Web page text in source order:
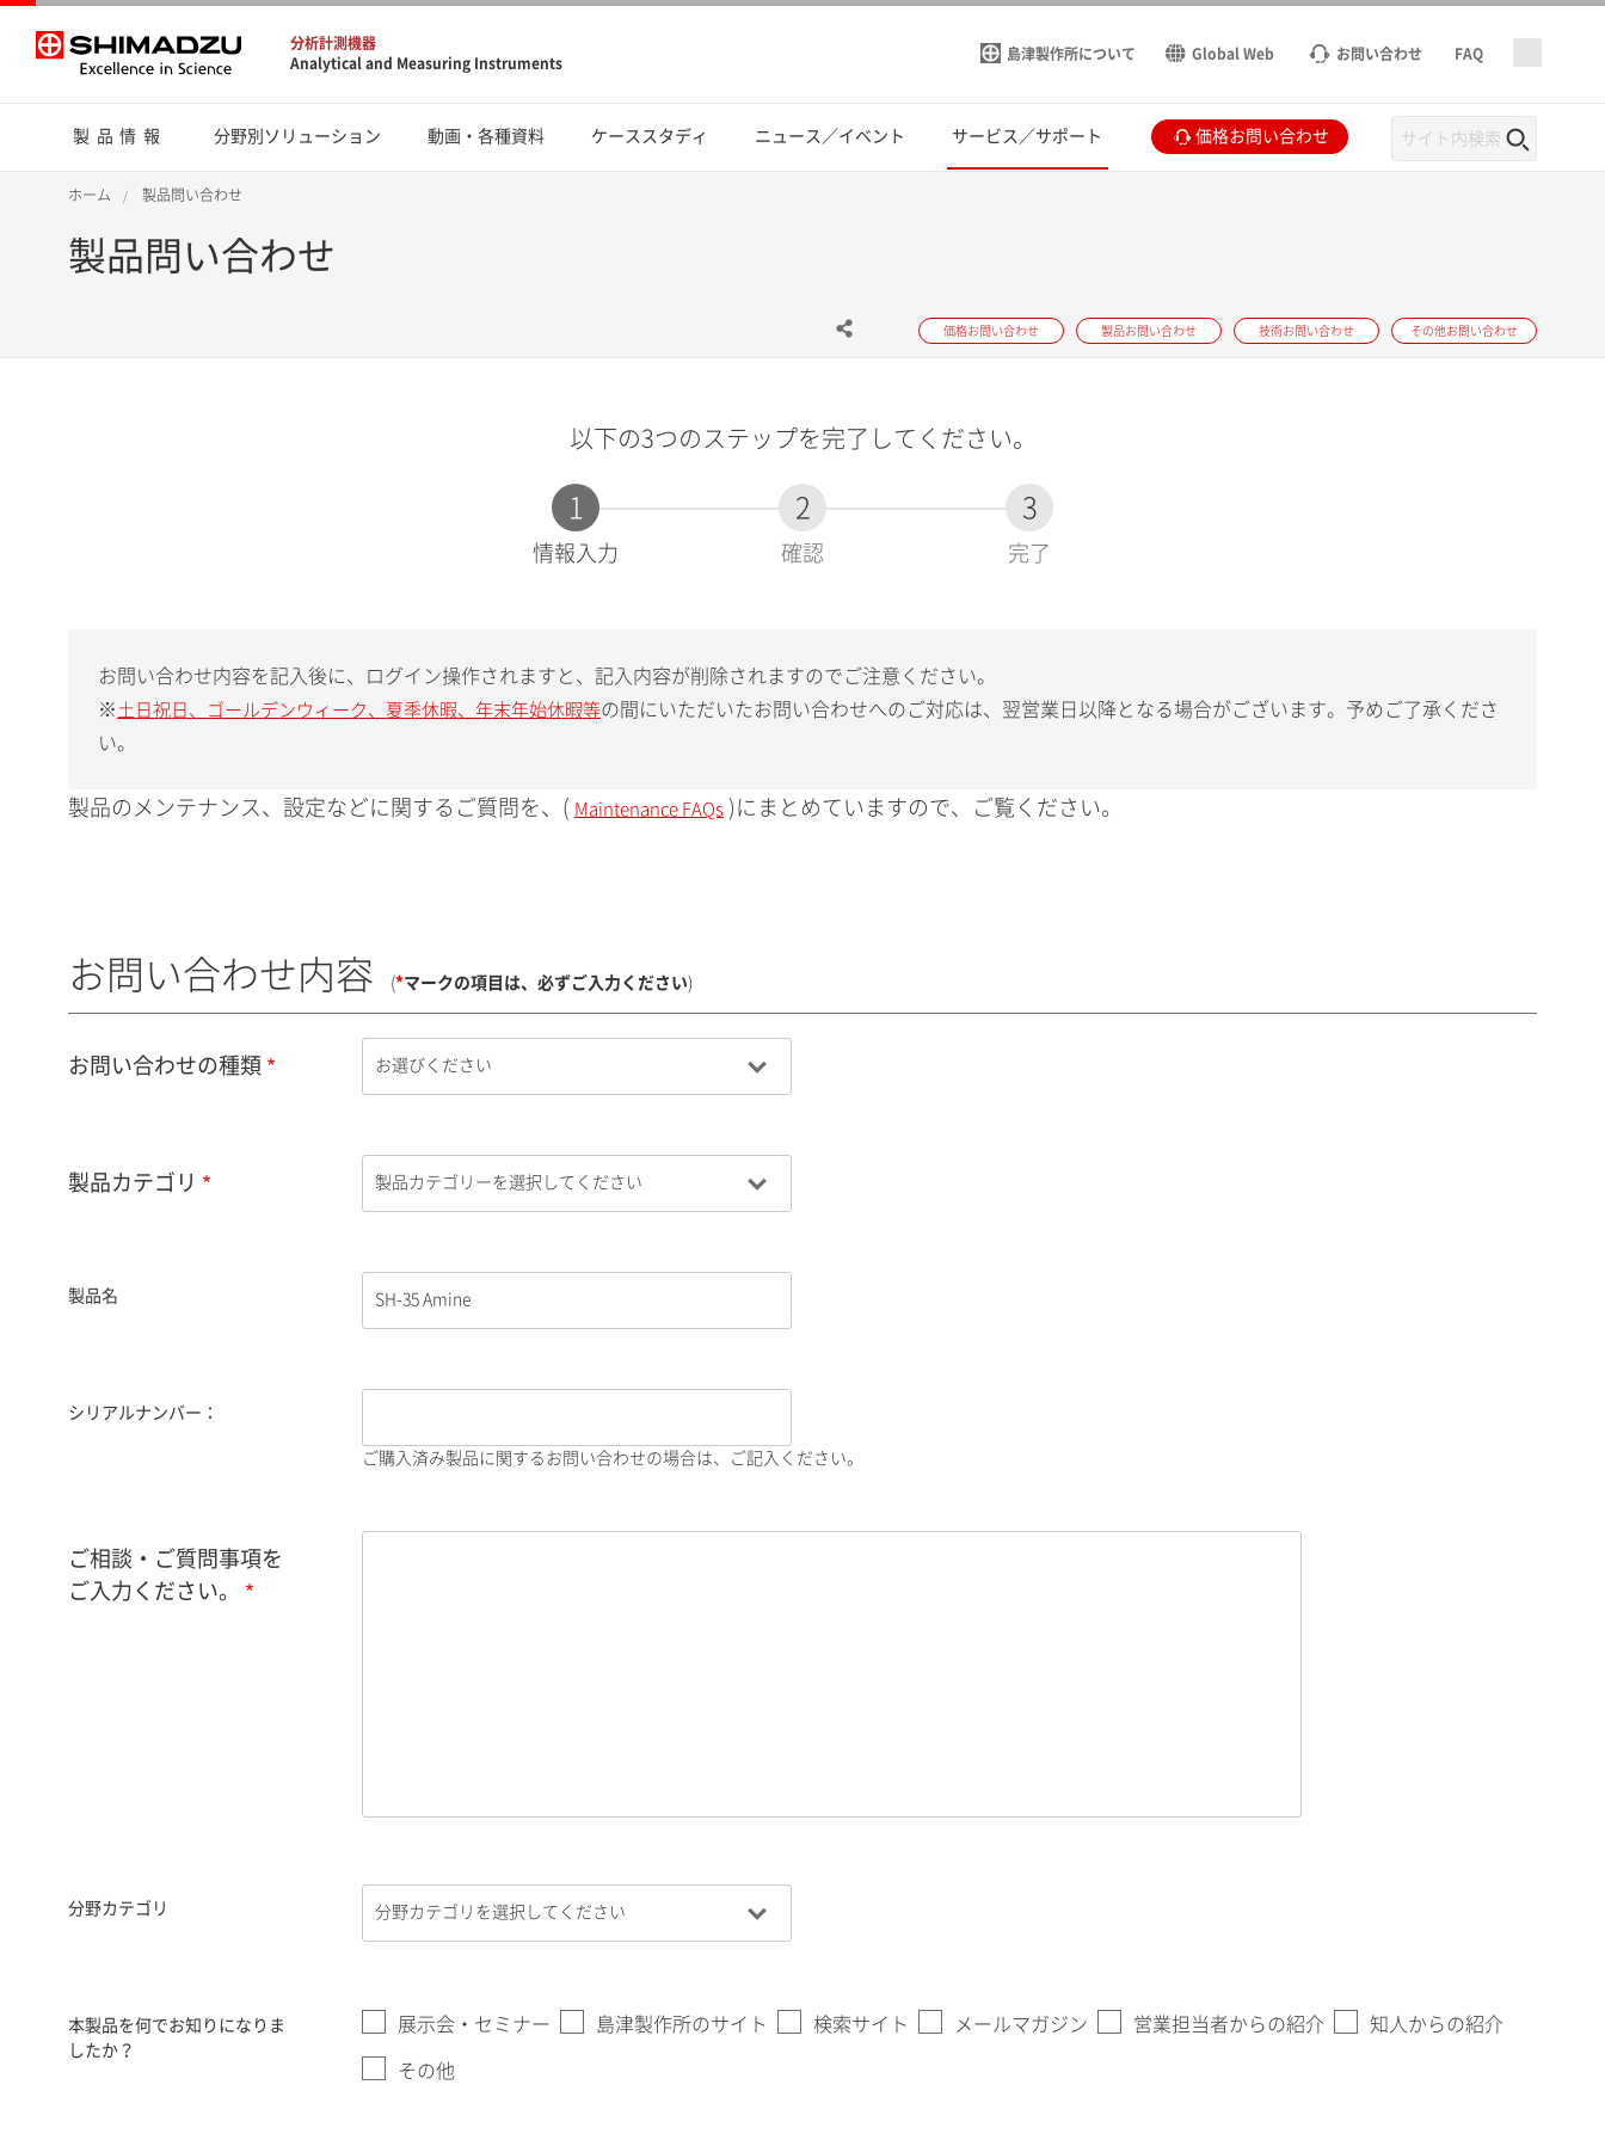
分析計測機器
Analytical and Measuring Instruments
島津製作所について Global Web お問い合わせ FAQ
製品情報 分野別ソリューション 動画・各種資料 ケーススタディ ニュース／イベント サービス／サポート 価格お問い合わせ
ホーム 製品問い合わせ
製品問い合わせ
価格お問い合わせ 製品お問い合わせ 技術お問い合わせ その他お問い合わせ
以下の3つのステップを完了してください。
1
現
情報入力
2
確認
3
完了
お問い合わせ内容を記入後に、ログイン操作されますと、記入内容が削除されますのでご注意ください。
※ 土日祝日、ゴールデンウィーク、夏季休暇、年末年始休暇等の間にいただいたお問い合わせへのご対応は、翌営業日以降となる場合がございます。予めご了承くださ
い。
製品のメンテナンス、設定などに関するご質問を、( Maintenance FAQs )にまとめていますので、ご覧ください。
お問い合わせ内容 (*マークの項目は、必ずご入力ください)
お問い合わせの種類
製品カテゴリ
製品名
シリアルナンバー：
ご購入済み製品に関するお問い合わせの場合は、ご記入ください。
ご相談・ご質問事項を
ご入力ください。
分野カテゴリ
本製品を何でお知りになりま
したか？
展示会・セミナー 島津製作所のサイト 検索サイト メールマガジン 営業担当者からの紹介 知人からの紹介
その他